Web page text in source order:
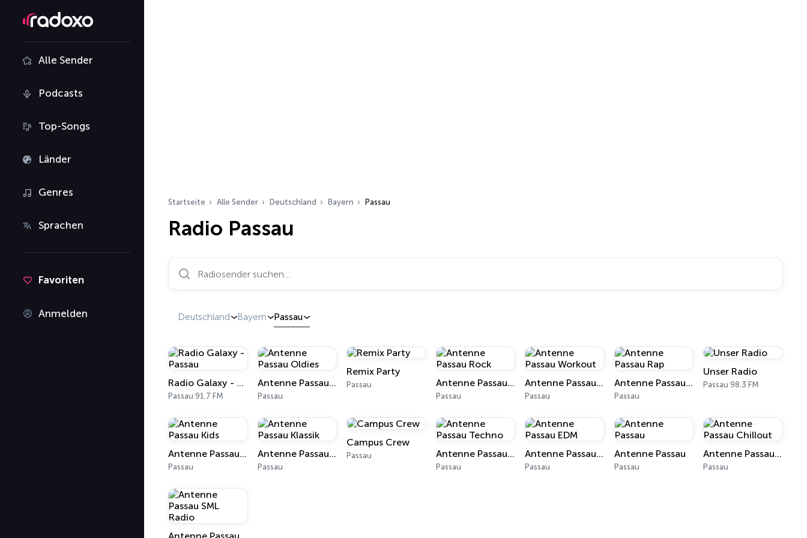
Alle Sender
Podcasts
Top-Songs
Länder
Genres
Sprachen
Favoriten
Anmelden
Startseite Alle Sender Deutschland Bayern Passau
Radio Passau
Radiosender suchen…
Deutschland Bayern Passau
Radio Galaxy - Passau
Passau 91.7 FM
Antenne Passau Oldies
Passau
Remix Party
Passau Antenne Passau Rock
Passau
Antenne Passau Workout
Passau
Antenne Passau Rap
Passau
Unser Radio
Passau 98.3 FM
Antenne Passau Kids
Passau
Antenne Passau Klassik
Passau
Campus Crew
Passau Antenne Passau Techno
Passau
Antenne Passau EDM
Passau
Antenne Passau
Passau
Antenne Passau Chillout
Passau